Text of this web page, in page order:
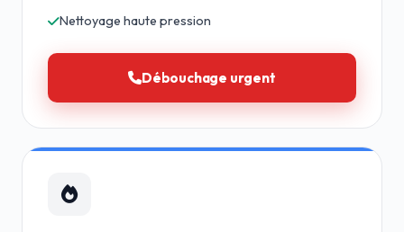
Nettoyage haute pression
Débouchage urgent